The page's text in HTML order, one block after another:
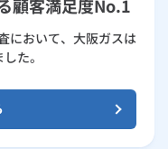
顧客満足度No.1
において、大阪ガスは
た。